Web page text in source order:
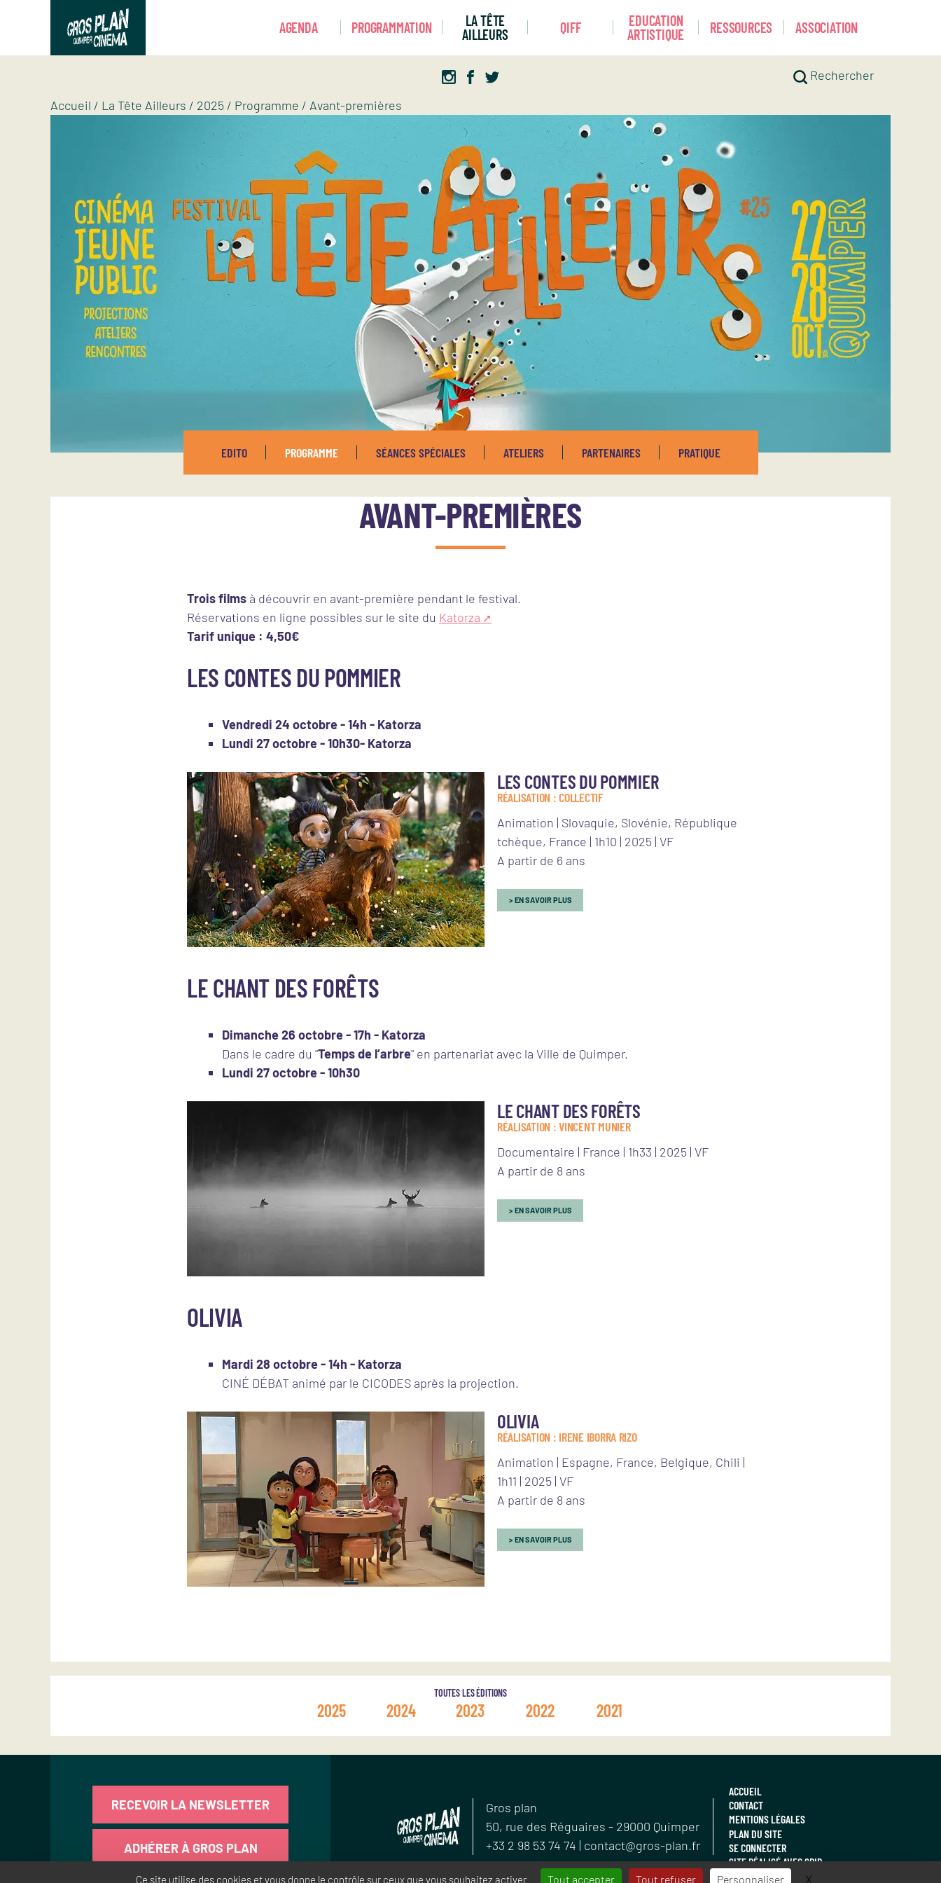
Panneau de gestion des cookies
Ce site utilise des cookies et vous donne le contrôle sur ceux que vous souhaitez activer Tout accepter Tout refuser Personnaliser X
Gros planAssociation d’éducation artistique
AGENDA PROGRAMMATION
LA TÊTE
AILLEURS
QIFF
EDUCATION
ARTISTIQUE
RESSOURCES ASSOCIATION
Rechercher
Accueil / La Tête Ailleurs / 2025 / Programme / Avant-premières
EDITO PROGRAMME SÉANCES SPÉCIALES ATELIERS PARTENAIRES PRATIQUE
AVANT-PREMIÈRES
Trois films à découvrir en avant-première pendant le festival.
Réservations en ligne possibles sur le site du Katorza
Tarif unique : 4,50€
LES CONTES DU POMMIER
Vendredi 24 octobre - 14h - Katorza
Lundi 27 octobre - 10h30- Katorza
LES CONTES DU POMMIER
RÉALISATION : COLLECTIF
Animation | Slovaquie, Slovénie, République
tchèque, France | 1h10 | 2025 | VF
A partir de 6 ans
EN SAVOIR PLUS
LE CHANT DES FORÊTS
Dimanche 26 octobre - 17h - Katorza
Dans le cadre du "Temps de l’arbre" en partenariat avec la Ville de Quimper.
Lundi 27 octobre - 10h30
LE CHANT DES FORÊTS
RÉALISATION : VINCENT MUNIER
Documentaire | France | 1h33 | 2025 | VF
A partir de 8 ans
EN SAVOIR PLUS
OLIVIA
Mardi 28 octobre - 14h - Katorza
CINÉ DÉBAT animé par le CICODES après la projection.
OLIVIA
RÉALISATION : IRENE IBORRA RIZO
Animation | Espagne, France, Belgique, Chili |
1h11 | 2025 | VF
A partir de 8 ans
EN SAVOIR PLUS
TOUTES LES ÉDITIONS
2025 2024 2023 2022 2021
RECEVOIR LA NEWSLETTER
ADHÉRER À GROS PLAN
Gros plan
50, rue des Réguaires - 29000 Quimper
+33 2 98 53 74 74 | contact@gros-plan.fr
ACCUEIL
CONTACT
MENTIONS LÉGALES
PLAN DU SITE
SE CONNECTER
SITE RÉALISÉ AVEC SPIP